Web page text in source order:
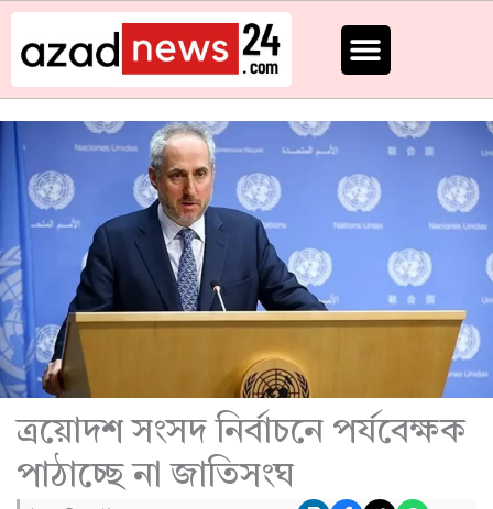
Skip
content
ত্রয়োদশ সংসদ নির্বাচনে পর্যবেক্ষক
পাঠাচ্ছে না জাতিসংঘ